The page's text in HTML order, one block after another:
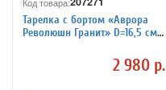
Тарелка с бортом «Аврора
Революшн Гранит» D=16,5 см
2 980 р.